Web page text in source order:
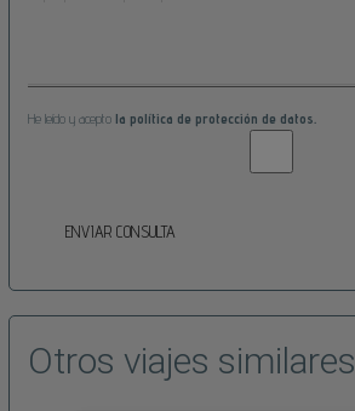
He leído y acepto la política de protección de datos.
ENVIAR CONSULTA
Otros viajes similares